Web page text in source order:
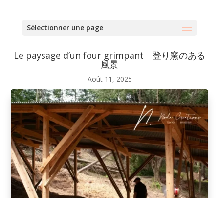
Sélectionner une page
Le paysage d’un four grimpant 登り窯のある
風景
Août 11, 2025